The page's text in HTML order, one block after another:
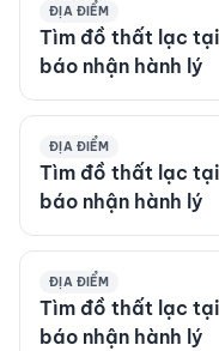
ĐỊA ĐIỂM
Tìm đồ thất lạc
báo nhận hành lý
ĐỊA ĐIỂM
Tìm đồ thất lạc
báo nhận hành lý
ĐỊA ĐIỂM
Tìm đồ thất lạc
báo nhận hành lý